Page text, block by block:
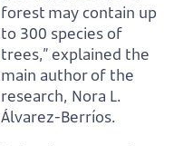
forest may contain up
to 300 species of
trees,” explained the
main author of the
research, Nora L.
Álvarez-Berríos.